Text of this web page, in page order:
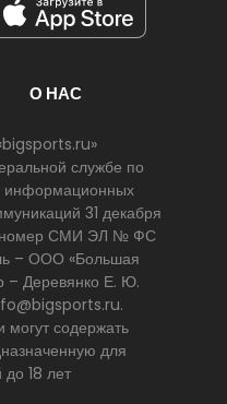
О НАС
службе по
информационных
31 декабря
номер СМИ ЭЛ № ФС
– ООО «Большая
– Деревянко Е. Ю.
содержать
для
до 18 лет